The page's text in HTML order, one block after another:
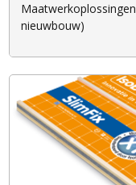
nieuwbouw)